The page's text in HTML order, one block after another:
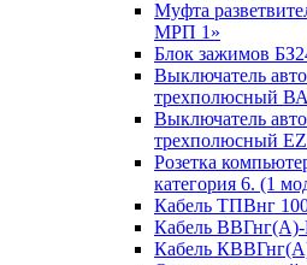
Муфта
МРП 1»
Блок зажимов
Выключатель
трехполюсный
Выключатель
трехполюсный
Розетка
категория 6. (1
Кабель ТПВнг
Кабель ВВГнг(А)-
Кабель